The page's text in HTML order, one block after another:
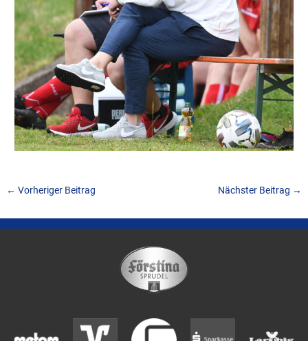
← Vorheriger Beitrag Nächster Beitrag →